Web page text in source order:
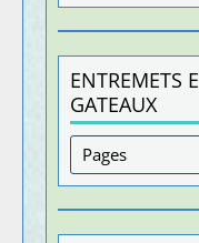
ENTREMETS
GATEAUX